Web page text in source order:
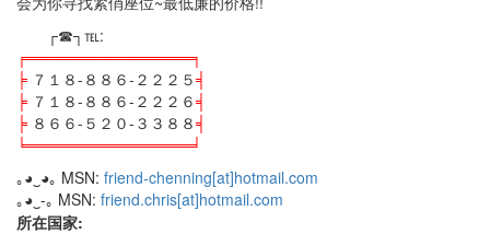
┌☎┐℡:
╒═══════════════╕
╞ ７１８-８８６-２２２５╡
╞ ７１８-８８６-２２２６╡
╞ ８６６-５２０-３３８８╡
╘═══════════════╛
｡◕‿◕｡ MSN: friend-chenning[at]hotmail.com
｡◕‿-｡ MSN: friend.chris[at]hotmail.com
所在国家: